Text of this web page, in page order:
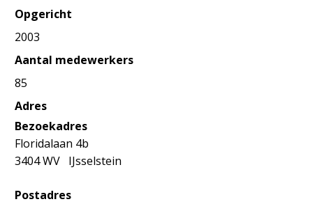
Opgericht
2003
Aantal medewerkers
85
Adres
Bezoekadres
Floridalaan 4b
3404 WV IJsselstein
Postadres